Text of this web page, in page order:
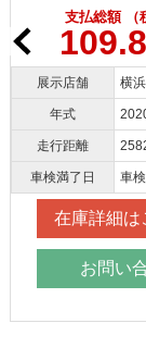
支払総額 （
109.8
展示店舗 横
年式
走行距離
車検満了日 車
在庫詳細は
お問い